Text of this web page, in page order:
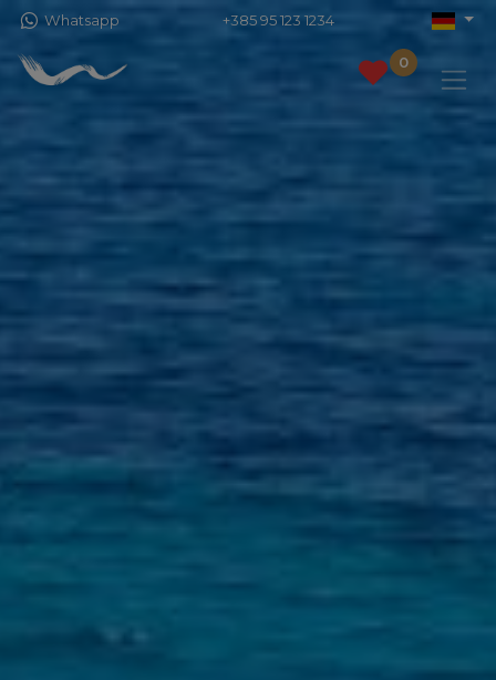
Whatsapp +385 95 123 1234
0